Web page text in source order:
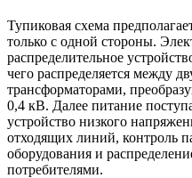
Тупиковая схема
только с одной стороны.
распределительное
чего распределяется между
трансформаторами,
0,4 кВ. Далее питание
устройство низкого
отходящих линий, контроль
оборудования и
потребителями.